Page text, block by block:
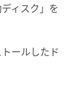
ィスク」を
ールしたド